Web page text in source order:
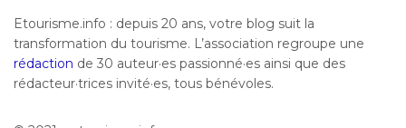
Etourisme.info : depuis 20 ans, votre blog suit la
transformation du tourisme. L’association regroupe une
rédaction de 30 auteur·es passionné·es ainsi que des
rédacteur·trices invité·es, tous bénévoles.